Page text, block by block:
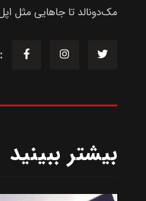
مک‌دونالد تا جاهایی مثل
اشتراک گذاری :
بیشتر ببینید